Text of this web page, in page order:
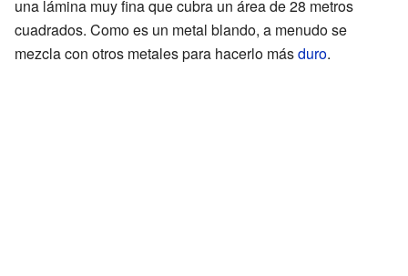
una lámina muy fina que cubra un área de 28 metros
cuadrados. Como es un metal blando, a menudo se
mezcla con otros metales para hacerlo másduro.